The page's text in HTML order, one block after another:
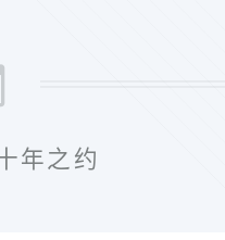
年之约